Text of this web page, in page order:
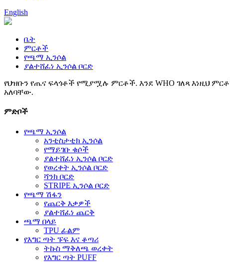
English
ቤት
ምርቶች
የጫማ ኢንሶል
ያልተሸፈነ ኢንሶል ቦርድ
የህዝቡን የጤና ፍላጎቶች የሚያሟሉ ምርቶች. እንደ WHO ገለጻ እነዚህ
አለባቸው.
ምድቦች
የጫማ ኢንሶል
አንቲስታቲክ ኢንሶል
የማይገቡ ቁሶች
ያልተሸፈነ ኢንሶል ቦርድ
የወረቀት ኢንሶል ቦርድ
ሻንክ ቦርድ
STRIPE ኢንሶል ቦርድ
የጫማ ሽፋን
የጨርቅ እቃዎች
ያልተሸፈነ ጨርቅ
ጫማ በላይ
TPU ፊልም
የእግር ጣት ፑፍ እና ቆጣሪ
ትኩስ ማቅለጫ ወረቀት
የእግር ጣት PUFF